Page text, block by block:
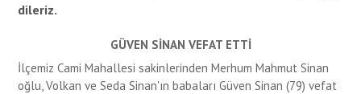
dileriz.
GÜVEN SİNAN VEFAT ETTİ
İlçemiz Cami Mahallesi sakinlerinden Merhum Mahmut Sinan
oğlu, Volkan ve Seda Sinan'ın babaları Güven Sinan (79) vefat